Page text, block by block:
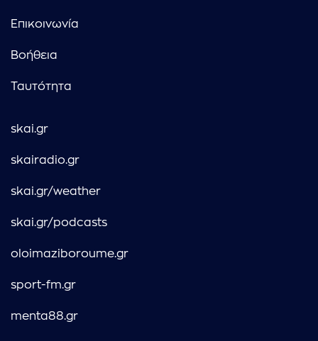
Επικοινωνία
Βοήθεια
Ταυτότητα
skai.gr
skairadio.gr
skai.gr/weather
skai.gr/podcasts
oloimaziboroume.gr
sport-fm.gr
menta88.gr